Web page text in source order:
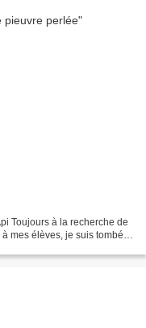
Toujours à la recherche de
mes élèves, je suis tombée